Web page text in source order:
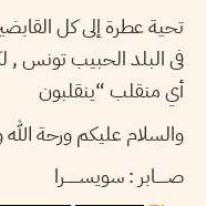
تحية عطرة إلى كل
فى البلد الحبيب تونس ,
أي منقلب “ينقلبون
والسلام عليكم ورحة الله
صـــــابر : سويســــــرا